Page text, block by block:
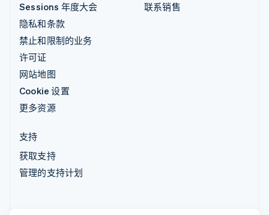
Sessions 年度大会
隐私和条款
禁止和限制的业务
许可证
网站地图
Cookie 设置
更多资源
联系销售
支持
获取支持
管理的支持计划